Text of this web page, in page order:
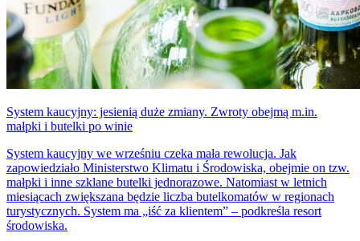
System kaucyjny: jesienią duże zmiany. Zwroty obejmą m.in.
małpki i butelki po winie
System kaucyjny we wrześniu czeka mała rewolucja. Jak
zapowiedziało Ministerstwo Klimatu i Środowiska, obejmie on tzw.
małpki i inne szklane butelki jednorazowe. Natomiast w letnich
miesiącach zwiększana będzie liczba butelkomatów w regionach
turystycznych. System ma „iść za klientem” – podkreśla resort
środowiska.